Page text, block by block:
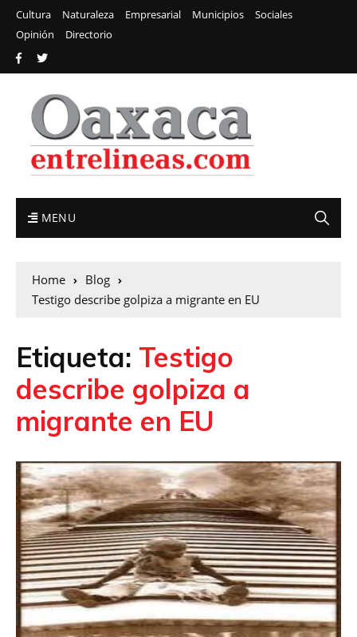
Cultura Naturaleza Empresarial Municipios
Sociales
Opinión
Directorio
MENU
Home
Blog
Testigo describe golpiza a migrante en EU
Etiqueta: Testigo
describe golpiza a
migrante en EU